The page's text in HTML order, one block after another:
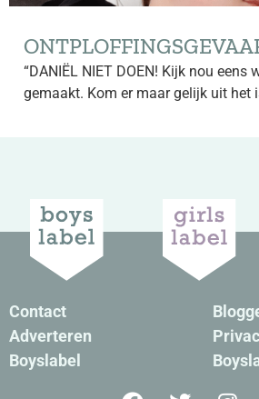
“DANIËL NIET DOEN! Kijk nou eens
gemaakt. Kom er maar gelijk uit het
Contact
Adverteren
Boyslabel